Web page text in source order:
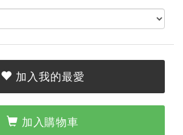
加入我的最愛
加入購物車